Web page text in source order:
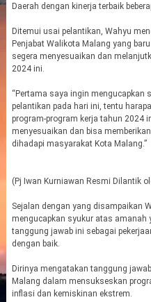
Daerah dengan kinerja terbaik
Ditemui usai pelantikan, Wahyu
Penjabat Walikota Malang yang
segera menyesuaikan dan
2024 ini.
“Pertama saya ingin mengucapkan
pelantikan pada hari ini, tentu
program-program kerja tahun 2024
menyesuaikan dan bisa
dihadapi masyarakat Kota Malang.”
(Pj Iwan Kurniawan Resmi Dilantik
Sejalan dengan yang disampaikan
mengucapkan syukur atas amanah
tanggung jawab ini sebagai
dengan baik.
Dirinya mengatakan tanggung
Malang dalam mensukseskan
inflasi dan kemiskinan ekstrem.